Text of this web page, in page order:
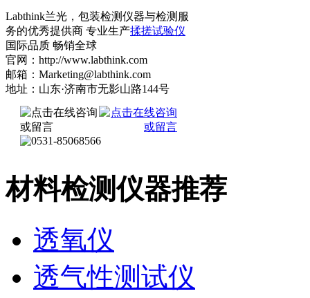
Labthink兰光，包装检测仪器与检测服
务的优秀提供商 专业生产揉搓试验仪
国际品质 畅销全球
官网：http://www.labthink.com
邮箱：Marketing@labthink.com
地址：山东·济南市无影山路144号
材料检测仪器推荐
透氧仪
透气性测试仪